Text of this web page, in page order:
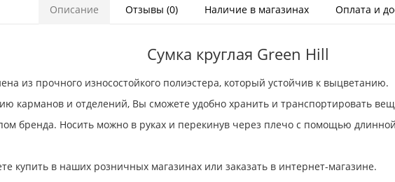
Описание Отзывы (0) Наличие в магазинах Оплата и
Сумка круглая Green Hill
из прочного износостойкого полиэстера, который устойчив к выцветанию.
карманов и отделений, Вы сможете удобно хранить и транспортировать
бренда. Носить можно в руках и перекинув через плечо с помощью
купить в наших розничных магазинах или заказать в интернет-магазине.